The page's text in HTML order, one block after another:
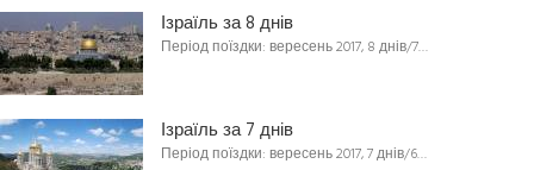
Ізраїль за 8 днів
Період поїздки: вересень 2017, 8 днів/7…
Ізраїль за 7 днів
Період поїздки: вересень 2017, 7 днів/6…